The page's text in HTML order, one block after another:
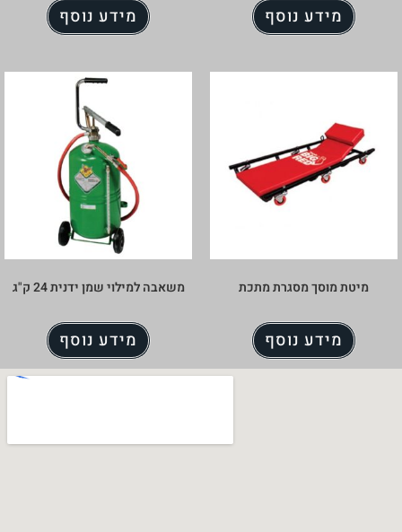
מידע נוסף מידע נוסף
מיטת מוסך מסגרת מתכת
מידע נוסף
משאבה למילוי שמן ידנית 24 ק"ג
מידע נוסף